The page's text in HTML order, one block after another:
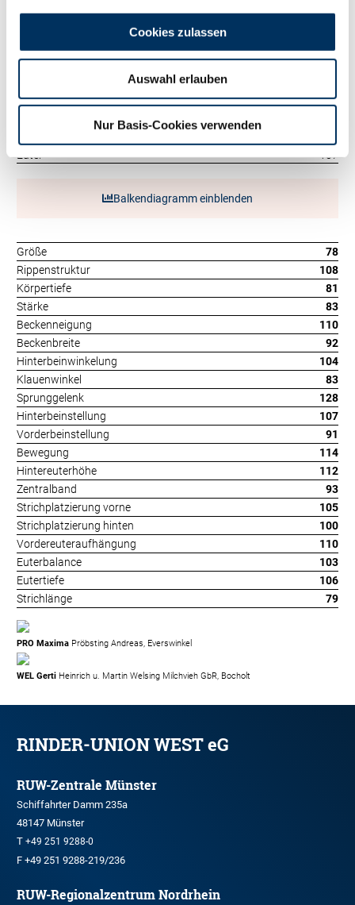
Cookies zulassen
Auswahl erlauben
Nur Basis-Cookies verwenden
RZE 109
Milchtyp
122
Euter
107
Balkendiagramm einblenden
Größe
78
Rippenstruktur
108
Körpertiefe
81
Stärke
83
Beckenneigung
110
Beckenbreite
92
Hinterbeinwinkelung
104
Klauenwinkel
83
Sprunggelenk
128
Hinterbeinstellung
107
Vorderbeinstellung
91
Bewegung
114
Hintereuterhöhe
112
Zentralband
93
Strichplatzierung vorne
105
Strichplatzierung hinten
100
Vordereuteraufhängung
110
Euterbalance
103
Eutertiefe
106
Strichlänge
79
PRO Maxima Pröbsting Andreas, Everswinkel
WEL Gerti Heinrich u. Martin Welsing Milchvieh GbR, Bocholt
RINDER-UNION WEST eG
RUW-Zentrale Münster
Schiffahrter Damm 235a
48147 Münster
T +49 251 9288-0
F +49 251 9288-219/236
RUW-Regionalzentrum Nordrhein